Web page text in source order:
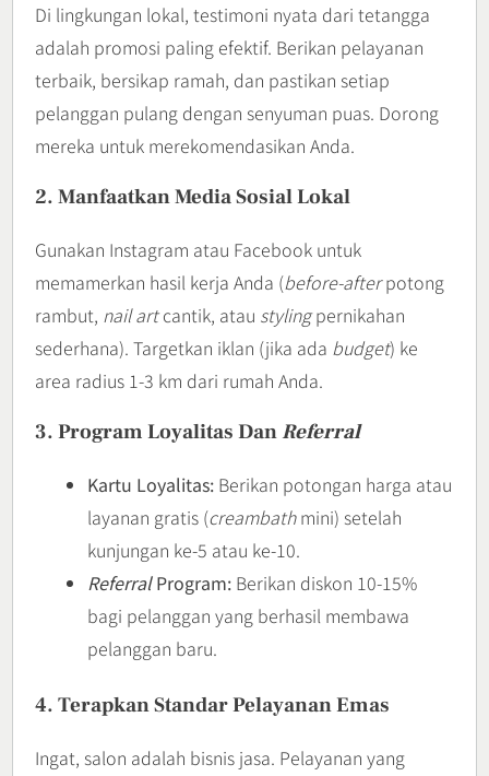
Di lingkungan lokal, testimoni nyata dari tetangga
adalah promosi paling efektif. Berikan pelayanan
terbaik, bersikap ramah, dan pastikan setiap
pelanggan pulang dengan senyuman puas. Dorong
mereka untuk merekomendasikan Anda.
2. Manfaatkan Media Sosial Lokal
Gunakan Instagram atau Facebook untuk
memamerkan hasil kerja Anda (before-afterpotong
rambut, nail artcantik, atau stylingpernikahan
sederhana). Targetkan iklan (jika ada budget) ke
area radius 1-3 km dari rumah Anda.
3. Program Loyalitas DanReferral
Kartu Loyalitas: Berikan potongan harga atau
layanan gratis (creambathmini) setelah
kunjungan ke-5 atau ke-10.
Referral Program: Berikan diskon 10-15%
bagi pelanggan yang berhasil membawa
pelanggan baru.
4. Terapkan Standar Pelayanan Emas
Ingat, salon adalah bisnis jasa. Pelayanan yang